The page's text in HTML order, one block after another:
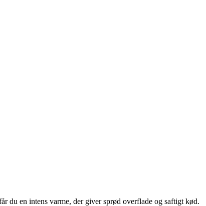
du en intens varme, der giver sprød overflade og saftigt kød.